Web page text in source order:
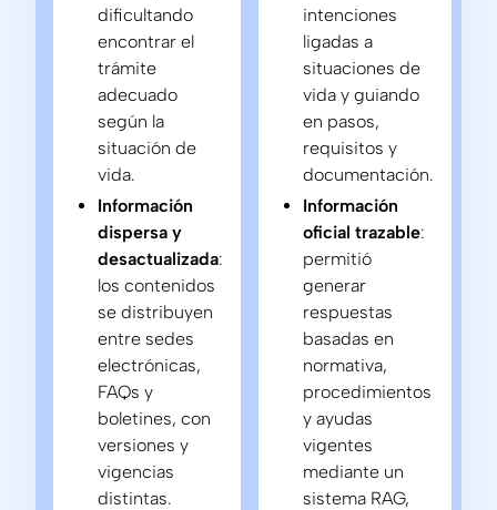
dificultando
encontrar el
trámite
adecuado
según la
situación de
vida.
Información
dispersa y
desactualizada:
los contenidos
se distribuyen
entre sedes
electrónicas,
FAQs y
boletines, con
versiones y
vigencias
distintas.
intenciones
ligadas a
situaciones de
vida y guiando
en pasos,
requisitos y
documentación.
Información
oficial trazable:
permitió
generar
respuestas
basadas en
normativa,
procedimientos
y ayudas
vigentes
mediante un
sistema RAG,